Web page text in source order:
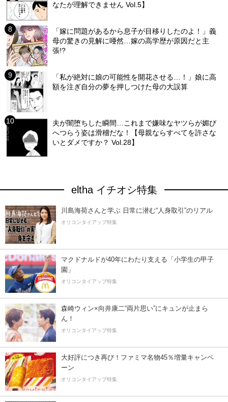
なたが理解できません Vol.5】
「嫁に問題があるから息子が目移りしたのよ！」義
母の驚きの見解に唖然…嫁の高学歴が原因だと主
張!?
「私が絶対に娘の可能性を開花させる…！」娘に高
額を注ぎ自分の夢を押しつけた母の大誤算
夫が闇堕ちした瞬間…これまで嫌味なヤツらが媚び
へつらう姿は滑稽だな！【母親ならすべてを許さな
いとダメですか？ Vol.28】
eltha イチオシ特集
川島海荷さんと学ぶ 日常に潜む“人身取引”のリアル
オリコンタイアップ特集
マクドナルドが40年にわたり支える「小学生の甲子
園」
オリコンタイアップ特集
森崎ウィン×向井康二“両片思い”にキュンが止まら
ん！
オリコンタイアップ特集
大好評につき再び！ファミマ名物45％増量キャンペ
ーン
オリコンタイアップ特集